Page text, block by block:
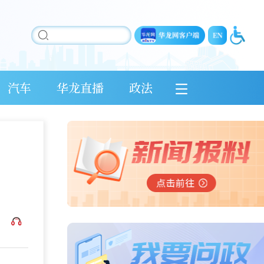
汽车 华龙直播 政法